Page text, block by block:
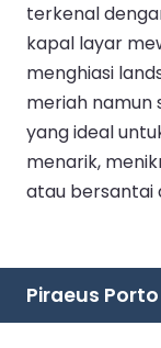
terkenal
kapal layar
menghiasi
meriah namun
yang ideal
menarik,
atau bersantai
Piraeus